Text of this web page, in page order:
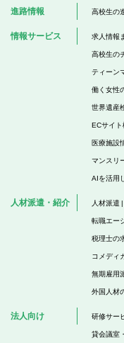
進路情報 高校生の
情報サービス 求人情報
高校生の
ティーン
働く女性
世界遺産
ECサイ
医療施設
マンスリ
AIを活用
人材派遣・紹介 人材派遣
転職エー
税理士の
コメディ
無期雇用
外国人材
法人向け 研修サー
貸会議室